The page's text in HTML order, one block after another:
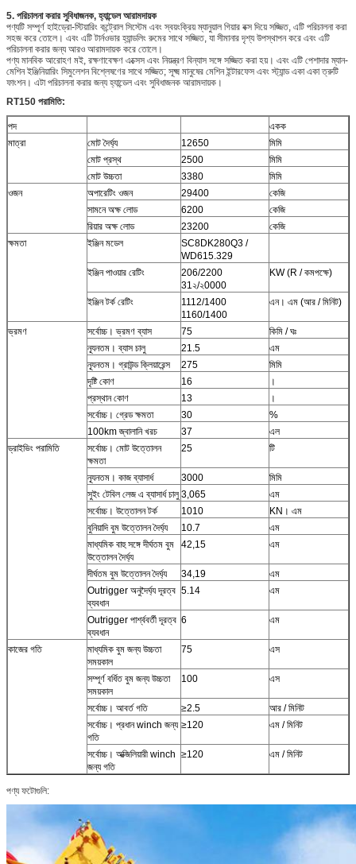
5. পরিচালনা করার সুবিধাজনক, হ্যান্ডেল আরামদায়ক
পণ্যটি সম্পূর্ণ হাইড্রো-স্টিয়ারিং কন্ট্রোল সিস্টেম এবং স্বয়ংক্রিয় ম্যানুয়াল গিয়ার বক্স দিয়ে সজ্জিত, এটি পরিচালনা করা
সহজ করে তোলে। এবং এটি টার্নওভার হ্যান্ডলিং রুমের সাথে সজ্জিত, যা সীমানার দৃশ্য উপস্থাপন করে এবং এটি
পরিচালনা করার জন্য আরও আরামদায়ক করে তোলে।
পণ্য মানবিক আরোহণ মই, রক্ষণাবেক্ষণ এক্সেস এবং নিয়ন্ত্রণ বিন্যাস সঙ্গে সজ্জিত করা হয়। এবং এটি পেশাদার ম্যান-
মেশিন ইঞ্জিনিয়ারিং সিমুলেশন বিশ্লেষণের সাথে সজ্জিত; সূক্ষ্ম মানুষের মেশিন ইন্টারফেস এবং স্ট্যান্ড একা একা ত্রুটি
ফাংশন। এটা পরিচালনা করার জন্য হ্যান্ডেল এবং সুবিধাজনক আরামদায়ক।
RT150 পরামিতি:
পদ
একক
মাত্রা
মোট দৈর্ঘ্য 12650
মিমি
মোট প্রস্থ
2500
মিমি
মোট উচ্চতা
3380
মিমি
ওজন
অপারেটিং ওজন 29400
কেজি
সামনে অক্ষ লোড
6200
কেজি
রিয়ার অক্ষ লোড
23200
কেজি
ক্ষমতা
ইঞ্জিন মডেল
SC8DK280Q3 /
WD615.329
ইঞ্জিন পাওয়ার রেটিং
206/2200
31২/২0000
KW (R / কমপক্ষে)
ইঞ্জিন টর্ক রেটিং
1112/1400
1160/1400
এন। এম (আর / মিনিট)
ভ্রমণ সর্বোচ্চ। ভ্রমণ ব্যাস 75
কিমি / ঘঃ
ন্যূনতম। ব্যাস চালু
21.5
এম
ন্যূনতম। গ্রাউন্ড ক্লিয়ারেন্স
275
মিমি
দৃষ্টি কোণ
16
।
প্রস্থান কোণ
13
।
সর্বোচ্চ। গ্রেড ক্ষমতা
30
%
100km জ্বালানি খরচ
37
এল
ড্রাইভিং পরামিতি
সর্বোচ্চ। মোট উত্তোলন
ক্ষমতা
25 টি
ন্যূনতম। কাজ ব্যাসার্ধ 3000
মিমি
সুইং টেবিল লেজ এ ব্যাসার্ধ চালু 3,065
এম
সর্বোচ্চ। উত্তোলন টর্ক
1010
KN। এম
বুনিয়াদি বুম উত্তোলন দৈর্ঘ্য
10.7
এম
মাধ্যমিক বাহু সঙ্গে দীর্ঘতম বুম
উত্তোলন দৈর্ঘ্য
42,15 এম
দীর্ঘতম বুম উত্তোলন দৈর্ঘ্য 34,19
এম
Outrigger অনুদৈর্ঘ্য দূরত্ব
ব্যবধান
5.14 এম
Outrigger পার্শ্ববর্তী দূরত্ব
ব্যবধান
6 এম
কাজের গতি
মাধ্যমিক বুম জন্য উচ্চতা
সময়কাল
75 এস
সম্পূর্ণ বর্ধিত বুম জন্য উচ্চতা
সময়কাল
100 এস
সর্বোচ্চ। আবর্ত গতি ≥2.5
আর / মিনিট
সর্বোচ্চ। প্রধান winch জন্য
গতি
≥120 এম / মিনিট
সর্বোচ্চ। অক্জিলিয়ারী winch
জন্য গতি
≥120 এম / মিনিট
পণ্য ফটোগুলি: